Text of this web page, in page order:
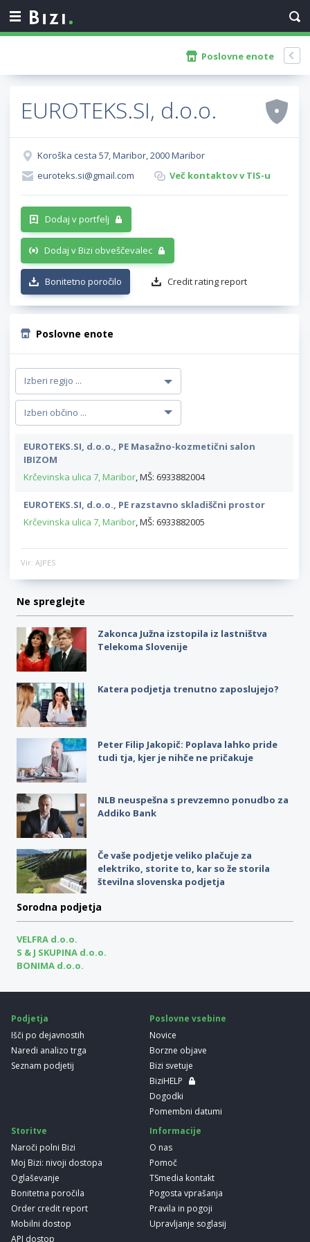
Poslovne enote
EUROTEKS.SI, d.o.o.
Koroška cesta 57, Maribor, 2000 Maribor
euroteks.si@gmail.com
Več kontaktov v TIS-u
Dodaj v portfelj
Dodaj v Bizi obveščevalec
Bonitetno poročilo Credit rating report
Poslovne enote
EUROTEKS.SI, d.o.o., PE Masažno-kozmetični salon
IBIZOM
Krčevinska ulica 7, Maribor, MŠ: 6933882004
EUROTEKS.SI, d.o.o., PE razstavno skladiščni prostor
Krčevinska ulica 7, Maribor, MŠ: 6933882005
Vir: AJPES
Ne spreglejte
Zakonca Južna izstopila iz lastništva
Telekoma Slovenije
Katera podjetja trenutno zaposlujejo?
Peter Filip Jakopič: Poplava lahko pride
tudi tja, kjer je nihče ne pričakuje
NLB neuspešna s prevzemno ponudbo za
Addiko Bank
Če vaše podjetje veliko plačuje za
elektriko, storite to, kar so že storila
številna slovenska podjetja
Sorodna podjetja
VELFRA d.o.o.
S & J SKUPINA d.o.o.
BONIMA d.o.o.
Podjetja
Išči po dejavnostih
Naredi analizo trga
Seznam podjetij
Poslovne vsebine
Novice
Borzne objave
Bizi svetuje
BiziHELP
Dogodki
Pomembni datumi
Storitve
Naroči polni Bizi
Moj Bizi: nivoji dostopa
Oglaševanje
Bonitetna poročila
Order credit report
Mobilni dostop
API dostop
Informacije
O nas
Pomoč
TSmedia kontakt
Pogosta vprašanja
Pravila in pogoji
Upravljanje soglasij